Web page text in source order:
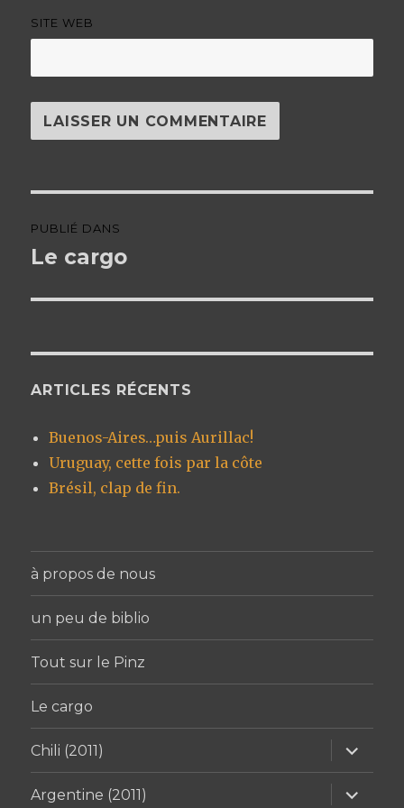
SITE WEB
de
PUBLIÉ DANS
Le cargo
ARTICLES RÉCENTS
Buenos-Aires…puis Aurillac!
Uruguay, cette fois par la côte
Brésil, clap de fin.
à propos de nous
un peu de biblio
Tout sur le Pinz
Le cargo
Chili (2011)
ouvrir
le
sous-
menu
Argentine (2011)
ouvrir